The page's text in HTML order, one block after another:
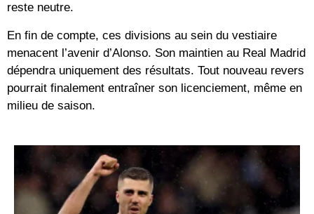
reste neutre.
En fin de compte, ces divisions au sein du vestiaire
menacent l’avenir d’Alonso. Son maintien au Real Madrid
dépendra uniquement des résultats. Tout nouveau revers
pourrait finalement entraîner son licenciement, même en
milieu de saison.